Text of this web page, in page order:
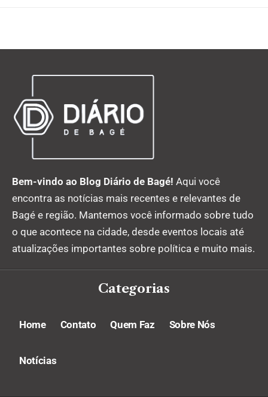
Bem-vindo ao Blog Diário de Bagé! Aqui você
encontra as notícias mais recentes e relevantes de
Bagé e região. Mantemos você informado sobre tudo
o que acontece na cidade, desde eventos locais até
atualizações importantes sobre política e muito mais.
Categorias
Home Contato Quem Faz Sobre Nós
Notícias